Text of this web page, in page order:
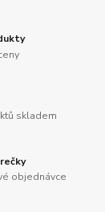
skladem
objednávce